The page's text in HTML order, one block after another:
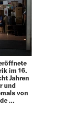
im 16.
­Jahren
und
von
…